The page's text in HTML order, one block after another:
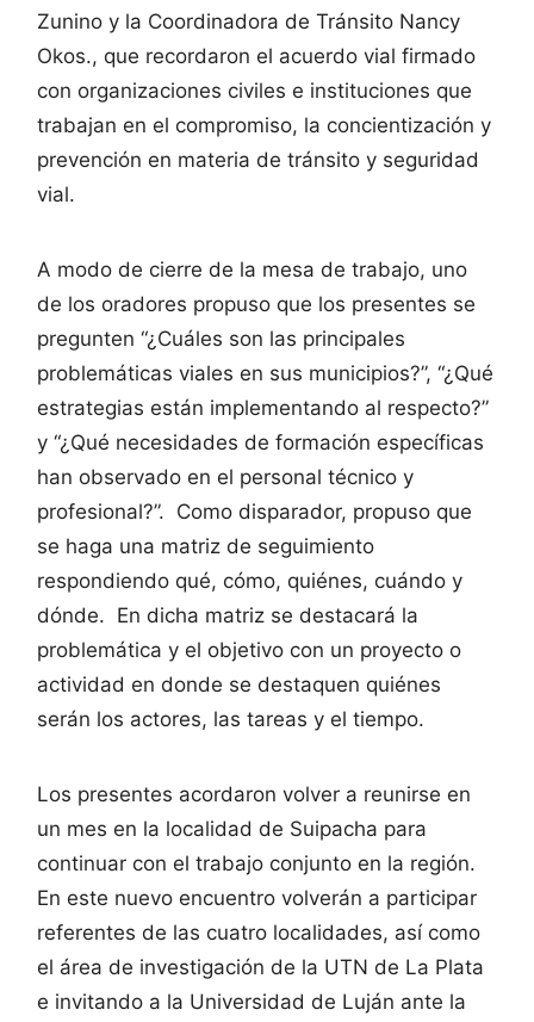
Zunino y la Coordinadora de Tránsito Nancy
Okos., que recordaron el acuerdo vial firmado
con organizaciones civiles e instituciones que
trabajan en el compromiso, la concientización y
prevención en materia de tránsito y seguridad
vial.
A modo de cierre de la mesa de trabajo, uno
de los oradores propuso que los presentes se
pregunten “¿Cuáles son las principales
problemáticas viales en sus municipios?”, “¿Qué
estrategias están implementando al respecto?”
y “¿Qué necesidades de formación específicas
han observado en el personal técnico y
profesional?”. Como disparador, propuso que
se haga una matriz de seguimiento
respondiendo qué, cómo, quiénes, cuándo y
dónde. En dicha matriz se destacará la
problemática y el objetivo con un proyecto o
actividad en donde se destaquen quiénes
serán los actores, las tareas y el tiempo.
Los presentes acordaron volver a reunirse en
un mes en la localidad de Suipacha para
continuar con el trabajo conjunto en la región.
En este nuevo encuentro volverán a participar
referentes de las cuatro localidades, así como
el área de investigación de la UTN de La Plata
e invitando a la Universidad de Luján ante la